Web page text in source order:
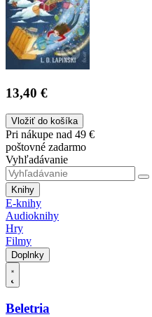
13,40 €
Vložiť do košíka
Pri nákupe nad 49 €
poštovné zadarmo
Vyhľadávanie
Knihy
E-knihy
Audioknihy
Hry
Filmy
Doplnky
Beletria